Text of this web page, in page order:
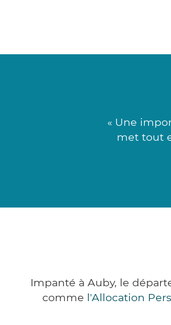
« Une
met tout
Impanté à Auby, le
comme l'Allocation